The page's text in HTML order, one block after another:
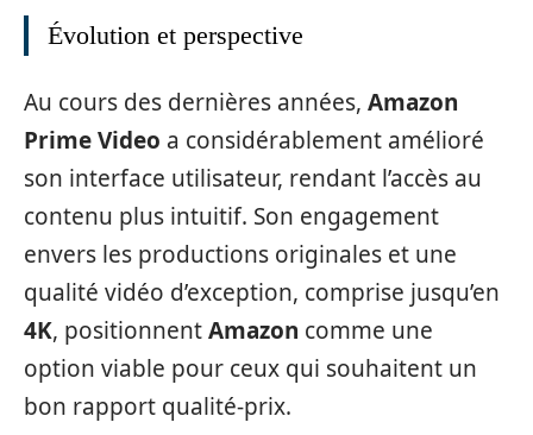
Évolution et perspective
Au cours des dernières années, Amazon
Prime Video a considérablement amélioré
son interface utilisateur, rendant l’accès au
contenu plus intuitif. Son engagement
envers les productions originales et une
qualité vidéo d’exception, comprise jusqu’en
4K, positionnentAmazon comme une
option viable pour ceux qui souhaitent un
bon rapport qualité-prix.